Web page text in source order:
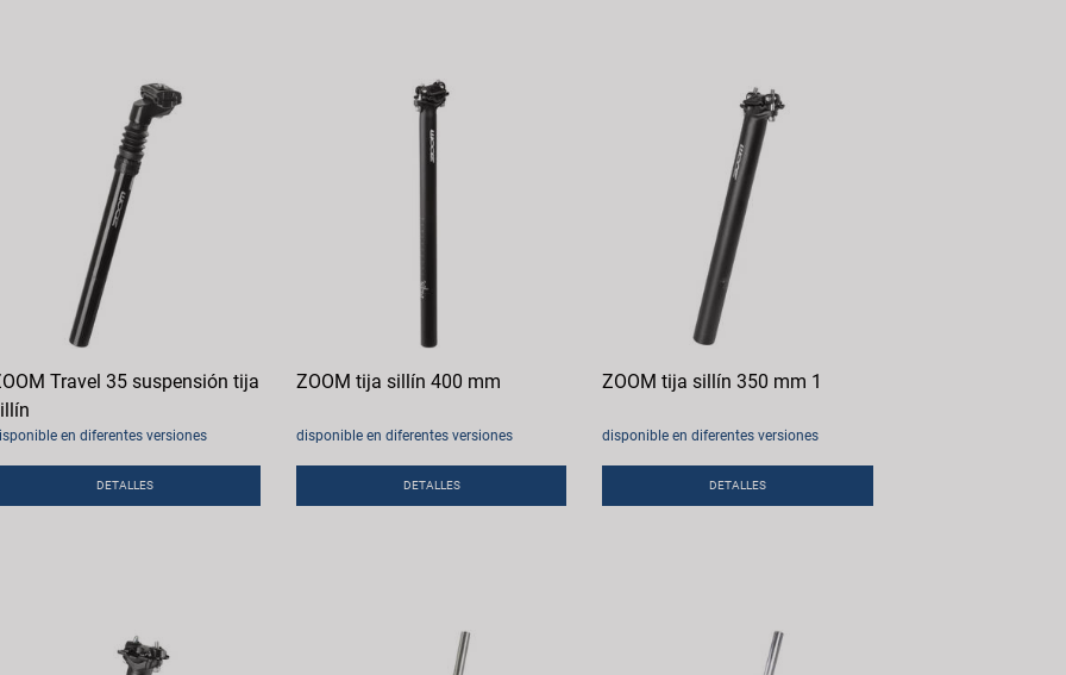
Travel 35 suspensión tija
en diferentes versiones
DETALLES
ZOOM tija sillín 400 mm
disponible en diferentes versiones
DETALLES
ZOOM tija sillín 350 mm 1
disponible en diferentes versiones
DETALLES